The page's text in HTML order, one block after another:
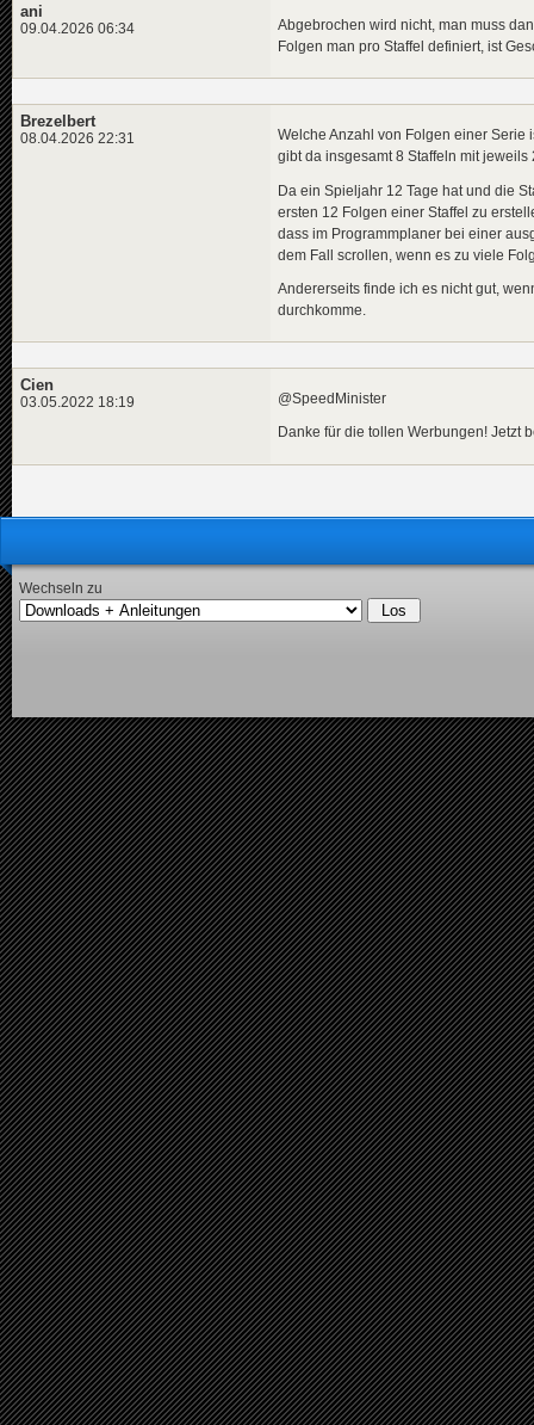
ani
09.04.2026 06:34
Abgebrochen wird nicht, man muss
Folgen man pro Staffel definiert, ist
Brezelbert
08.04.2026 22:31
Welche Anzahl von Folgen einer
gibt da insgesamt 8 Staffeln mit jeweils
Da ein Spieljahr 12 Tage hat und die
ersten 12 Folgen einer Staffel zu
dass im Programmplaner bei einer
dem Fall scrollen, wenn es zu viele
Andererseits finde ich es nicht gut,
durchkomme.
Cien
03.05.2022 18:19 @SpeedMinister
Danke für die tollen Werbungen! Jetzt
Wechseln zu